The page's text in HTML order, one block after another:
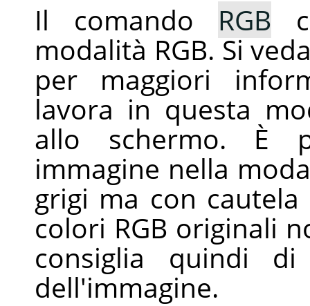
Il comando RGB
modalità RGB. Si
per maggiori
lavora in questa
allo schermo. È
immagine nella
grigi ma con
colori RGB originali
consiglia quindi
dell'immagine.